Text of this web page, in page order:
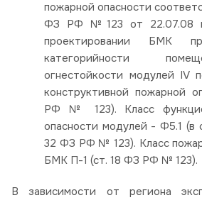
пожарной опасности
ФЗ РФ №123 от 22.07.08
проектировании БМК
категорийности
огнестойкости модулей IV
конструктивной пожарной
РФ № 123). Класс
опасности модулей - Ф5.1 (в
32 ФЗ РФ № 123). Класс
БМК П-1 (ст. 18 ФЗ РФ № 123).
В зависимости от региона